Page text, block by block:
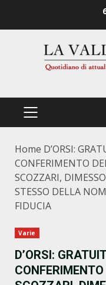
PRIMÄRES
Home D’ORSI:
CONFERIMENTO
SCOZZARI,
STESSO DELLA
FIDUCIA
Varie
D’ORSI: